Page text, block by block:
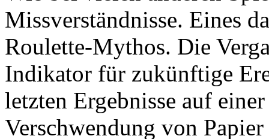
Missverständnisse. Eines
Roulette-Mythos. Die
Indikator für zukünftige
letzten Ergebnisse auf
Verschwendung von